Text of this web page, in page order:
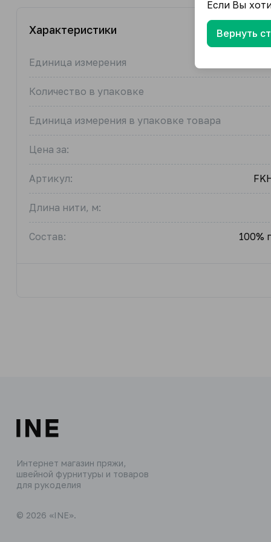
Характеристики
Единица измерения
Количество в упаковке
Единица измерения в упаковке товара
Цена за:
Артикул:
Длина нити, м:
Состав: 100%
Интернет магазин пряжи,
швейной фурнитуры и товаров
для рукоделия
© 2026 «INE».
Если Вы
Вернуть